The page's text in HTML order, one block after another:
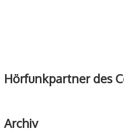
Hörfunkpartner des
Archiv